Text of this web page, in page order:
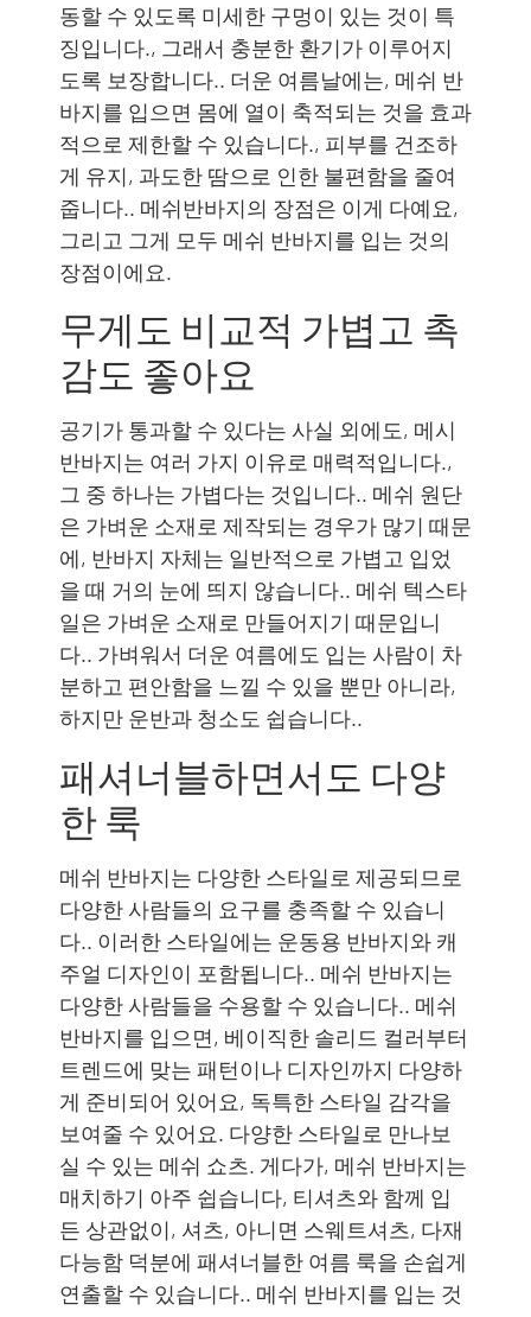
동할 수 있도록 미세한 구멍이 있는 것이 특
징입니다., 그래서 충분한 환기가 이루어지
도록 보장합니다.. 더운 여름날에는, 메쉬 반
바지를 입으면 몸에 열이 축적되는 것을 효과
적으로 제한할 수 있습니다., 피부를 건조하
게 유지, 과도한 땀으로 인한 불편함을 줄여
줍니다.. 메쉬반바지의 장점은 이게 다예요,
그리고 그게 모두 메쉬 반바지를 입는 것의
장점이에요.
무게도 비교적 가볍고 촉
감도 좋아요
공기가 통과할 수 있다는 사실 외에도, 메시
반바지는 여러 가지 이유로 매력적입니다.,
그 중 하나는 가볍다는 것입니다.. 메쉬 원단
은 가벼운 소재로 제작되는 경우가 많기 때문
에, 반바지 자체는 일반적으로 가볍고 입었
을 때 거의 눈에 띄지 않습니다.. 메쉬 텍스타
일은 가벼운 소재로 만들어지기 때문입니
다.. 가벼워서 더운 여름에도 입는 사람이 차
분하고 편안함을 느낄 수 있을 뿐만 아니라,
하지만 운반과 청소도 쉽습니다..
패셔너블하면서도 다양
한 룩
메쉬 반바지는 다양한 스타일로 제공되므로
다양한 사람들의 요구를 충족할 수 있습니
다.. 이러한 스타일에는 운동용 반바지와 캐
주얼 디자인이 포함됩니다.. 메쉬 반바지는
다양한 사람들을 수용할 수 있습니다.. 메쉬
반바지를 입으면, 베이직한 솔리드 컬러부터
트렌드에 맞는 패턴이나 디자인까지 다양하
게 준비되어 있어요, 독특한 스타일 감각을
보여줄 수 있어요. 다양한 스타일로 만나보
실 수 있는 메쉬 쇼츠. 게다가, 메쉬 반바지는
매치하기 아주 쉽습니다, 티셔츠와 함께 입
든 상관없이, 셔츠, 아니면 스웨트셔츠, 다재
다능함 덕분에 패셔너블한 여름 룩을 손쉽게
연출할 수 있습니다.. 메쉬 반바지를 입는 것